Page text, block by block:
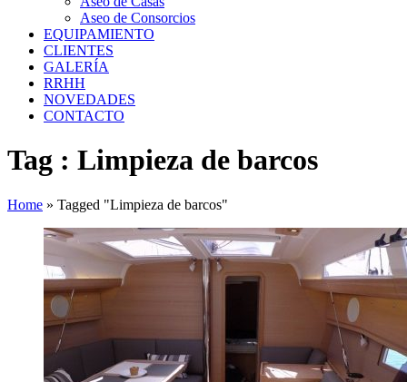
Aseo de Consorcios
EQUIPAMIENTO
CLIENTES
GALERÍA
RRHH
NOVEDADES
CONTACTO
Tag : Limpieza de barcos
Home » Tagged "Limpieza de barcos"